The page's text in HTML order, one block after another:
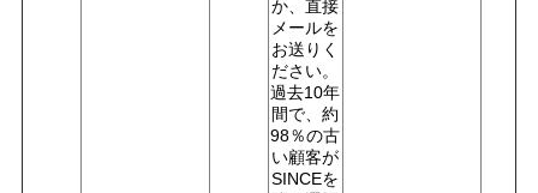
か、直接
メールを
お送りく
ださい。
過去10年
間で、約
98％の古
い顧客が
SINCEを